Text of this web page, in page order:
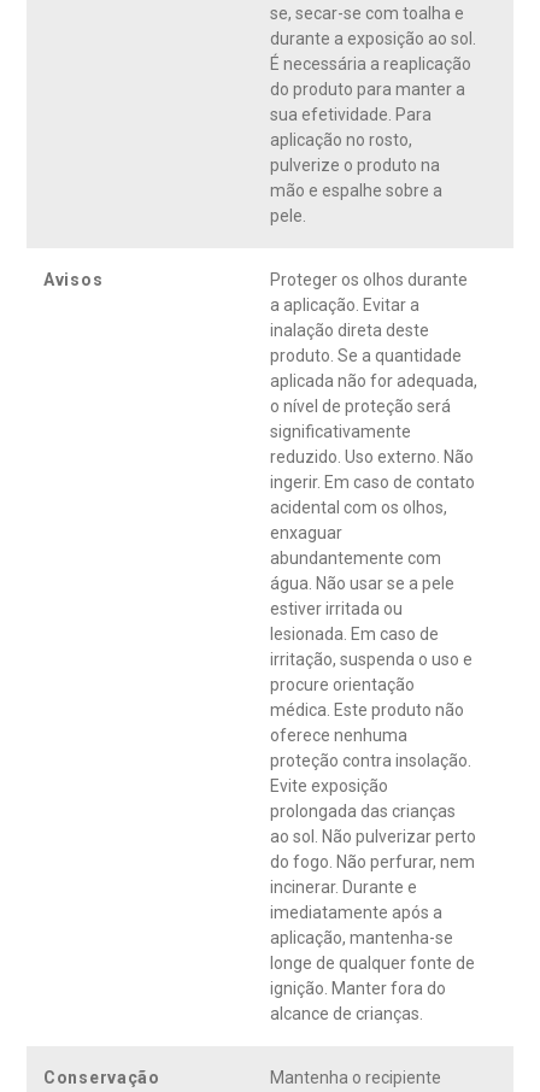
se, secar-se com toalha e
durante a exposição ao sol.
É necessária a reaplicação
do produto para manter a
sua efetividade. Para
aplicação no rosto,
pulverize o produto na
mão e espalhe sobre a
pele.
Avisos
Proteger os olhos durante
a aplicação. Evitar a
inalação direta deste
produto. Se a quantidade
aplicada não for adequada,
o nível de proteção será
significativamente
reduzido. Uso externo. Não
ingerir. Em caso de contato
acidental com os olhos,
enxaguar
abundantemente com
água. Não usar se a pele
estiver irritada ou
lesionada. Em caso de
irritação, suspenda o uso e
procure orientação
médica. Este produto não
oferece nenhuma
proteção contra insolação.
Evite exposição
prolongada das crianças
ao sol. Não pulverizar perto
do fogo. Não perfurar, nem
incinerar. Durante e
imediatamente após a
aplicação, mantenha-se
longe de qualquer fonte de
ignição. Manter fora do
alcance de crianças.
Conservação
Mantenha o recipiente